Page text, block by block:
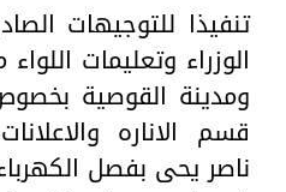
تنفيذا للتوجيهات
الوزراء وتعليمات
ومدينة القوصية
قسم الاناره
ناصر يحى بفصل